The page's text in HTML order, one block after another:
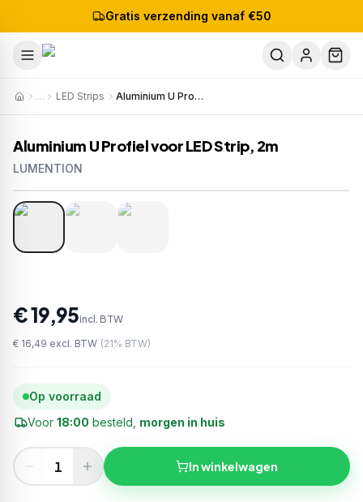
Gratis verzending vanaf €50
… LED Strips Aluminium U Profiel voor LED Strip, 2m
Aluminium U Profiel voor LED Strip, 2m
LUMENTION
Artikelnr:T6012-2EAN:8720618183972
€ 19,95incl. BTW
€ 16,49 excl. BTW (21% BTW)
Op voorraad
Voor 18:00 besteld, morgen in huis
In winkelwagen